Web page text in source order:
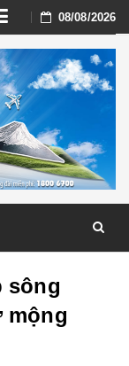
08/08/2026
sông
mộng